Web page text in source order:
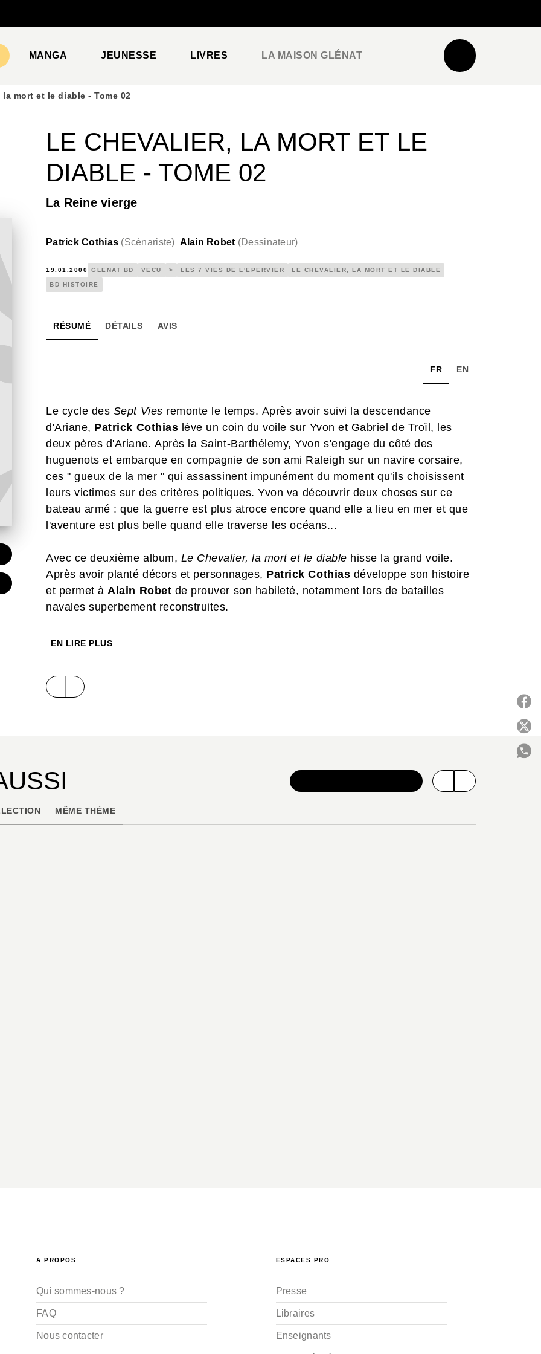
MANGA JEUNESSE LIVRES LA MAISON GLÉNAT
la mort et le diable - Tome 02
LE CHEVALIER, LA MORT ET LE
DIABLE - TOME 02
La Reine vierge
Patrick Cothias (Scénariste) Alain Robet (Dessinateur)
19.01.2000 GLÉNAT BD VÉCU > LES 7 VIES DE L'ÉPERVIER LE CHEVALIER, LA MORT ET LE DIABLE
BD HISTOIRE
RÉSUMÉ DÉTAILS AVIS
FR EN
Le cycle des Sept Vies remonte le temps. Après avoir suivi la descendance
d'Ariane, Patrick Cothias lève un coin du voile sur Yvon et Gabriel de Troïl, les
deux pères d'Ariane. Après la Saint-Barthélemy, Yvon s'engage du côté des
huguenots et embarque en compagnie de son ami Raleigh sur un navire corsaire,
ces " gueux de la mer " qui assassinent impunément du moment qu'ils choisissent
leurs victimes sur des critères politiques. Yvon va découvrir deux choses sur ce
bateau armé : que la guerre est plus atroce encore quand elle a lieu en mer et que
l'aventure est plus belle quand elle traverse les océans...
Avec ce deuxième album, Le Chevalier, la mort et le diable hisse la grand voile.
Après avoir planté décors et personnages, Patrick Cothias développe son histoire
et permet àAlain Robet de prouver son habileté, notamment lors de batailles
navales superbement reconstruites.
EN LIRE PLUS
MÊME THÈME
A PROPOS
Qui sommes-nous ?
FAQ
Nous contacter
ESPACES PRO
Presse
Libraires
Enseignants